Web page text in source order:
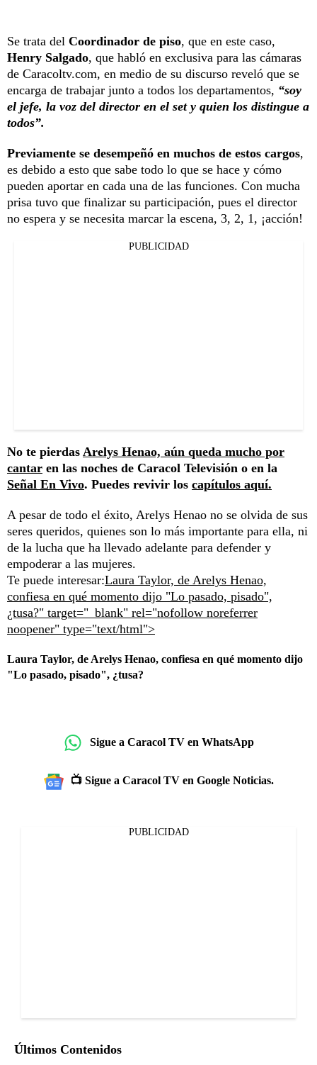
Se trata del Coordinador de piso, que en este caso,
Henry Salgado, que habló en exclusiva para las cámaras
de Caracoltv.com, en medio de su discurso reveló que se
encarga de trabajar junto a todos los departamentos, “soy
el jefe, la voz del director en el set y quien los distingue a
todos”.
Previamente se desempeñó en muchos de estos cargos,
es debido a esto que sabe todo lo que se hace y cómo
pueden aportar en cada una de las funciones. Con mucha
prisa tuvo que finalizar su participación, pues el director
no espera y se necesita marcar la escena, 3, 2, 1, ¡acción!
PUBLICIDAD
No te pierdas Arelys Henao, aún queda mucho por
cantar en las noches de Caracol Televisión o en la
Señal En Vivo. Puedes revivir los capítulos aquí.
A pesar de todo el éxito, Arelys Henao no se olvida de sus
seres queridos, quienes son lo más importante para ella, ni
de la lucha que ha llevado adelante para defender y
empoderar a las mujeres.
Te puede interesar:Laura Taylor, de Arelys Henao,
confiesa en qué momento dijo "Lo pasado, pisado",
¿tusa?" target="_blank" rel="nofollow noreferrer
noopener" type="text/html">
Laura Taylor, de Arelys Henao, confiesa en qué momento dijo
"Lo pasado, pisado", ¿tusa?
Sigue a Caracol TV en WhatsApp
📺 Sigue a Caracol TV en Google Noticias.
PUBLICIDAD
Últimos Contenidos